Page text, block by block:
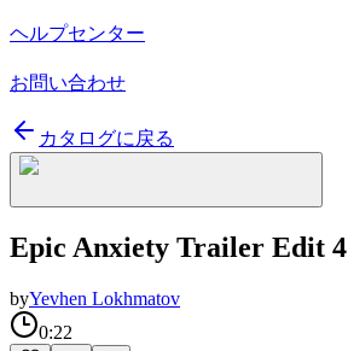
ヘルプセンター
お問い合わせ
カタログに戻る
Epic Anxiety Trailer Edit 4
byYevhen Lokhmatov
0:22